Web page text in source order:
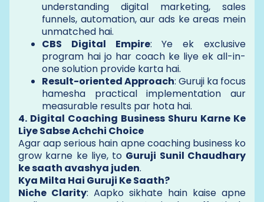
understanding digital marketing, sales
funnels, automation, aur ads ke areas mein
unmatched hai.
CBS Digital Empire: Ye ek exclusive
program hai jo har coach ke liye ek all-in-
one solution provide karta hai.
Result-oriented Approach: Guruji ka focus
hamesha practical implementation aur
measurable results par hota hai.
4. Digital Coaching Business Shuru Karne Ke
Liye Sabse Achchi Choice
Agar aap serious hain apne coaching business ko
grow karne ke liye, to Guruji Sunil Chaudhary
ke saath avashya juden.
Kya Milta Hai Guruji Ke Saath?
Niche Clarity: Aapko sikhate hain kaise apne